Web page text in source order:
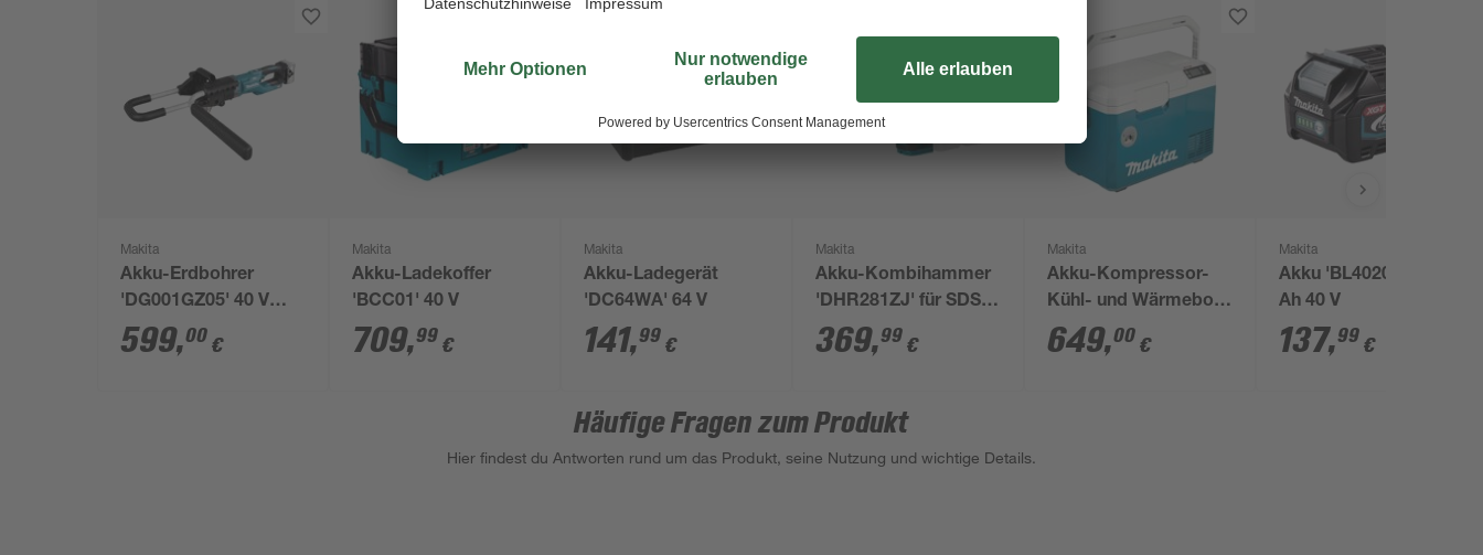
Makita
Akku-Erdbohrer
'DG001GZ05' 40 V
ohne Akku und
Ladegerät
599,00 €
Makita
Akku-Ladekoffer
'BCC01' 40 V
709,99 €
Makita
Akku-Ladegerät
'DC64WA' 64 V
141,99 €
Makita
Akku-Kombihammer
'DHR281ZJ' für SDS-
Plus, ohne Akku, 18 V
369,99 €
Makita
Akku-Kompressor-
Kühl- und Wärmebox
'CW003GZ01' 7 l
649,00 €
Makita
Akku 'BL4020 XGT' 2
Ah 40 V
137,99 €
Häufige Fragen zum Produkt
Hier findest du Antworten rund um das Produkt, seine Nutzung und wichtige Details.